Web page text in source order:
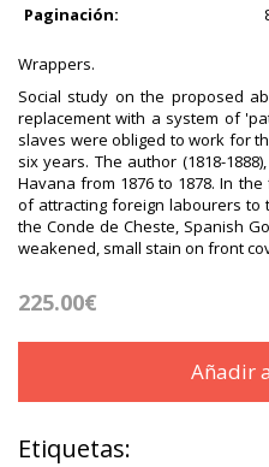
Paginación:
Wrappers.
Social study on the proposed
replacement with a system of
slaves were obliged to work for
six years. The author (1818-
Havana from 1876 to 1878. In
of attracting foreign labourers to
the Conde de Cheste, Spanish
weakened, small stain on front
225.00€
Añadir
Etiquetas: